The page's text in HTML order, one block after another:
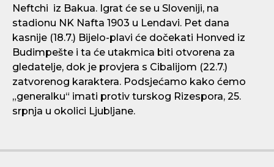
Neftchi iz Bakua. Igrat će se u Sloveniji, na
stadionu NK Nafta 1903 u Lendavi. Pet dana
kasnije (18.7.) Bijelo-plavi će dočekati Honved iz
Budimpešte i ta će utakmica biti otvorena za
gledatelje, dok je provjera s Cibalijom (22.7.)
zatvorenog karaktera. Podsjećamo kako ćemo
„generalku“ imati protiv turskog Rizespora, 25.
srpnja u okolici Ljubljane.